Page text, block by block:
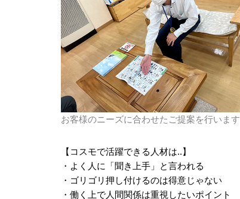
お客様のニーズに合わせたご提案を行います
【コスモで活躍できる人材は..】
・よく人に「聞き上手」と言われる
・ゴリゴリ押し付けるのは得意じゃない
・働く上で人間関係は重視したいポイント